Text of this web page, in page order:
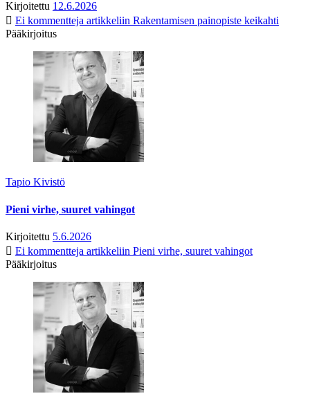
Kirjoitettu 12.6.2026
Ei kommentteja artikkeliin Rakentamisen painopiste keikahti
Pääkirjoitus
Tapio Kivistö
Pieni virhe, suuret vahingot
Kirjoitettu 5.6.2026
Ei kommentteja artikkeliin Pieni virhe, suuret vahingot
Pääkirjoitus